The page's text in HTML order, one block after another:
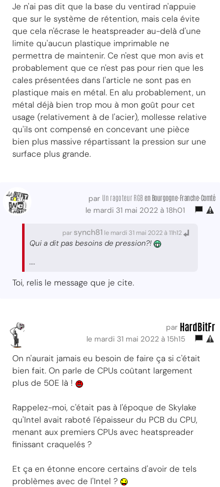
Je n'ai pas dit que la base du ventirad n'appuie
que sur le système de rétention, mais cela évite
que cela n'écrase le heatspreader au-delà d'une
limite qu'aucun plastique imprimable ne
permettra de maintenir. Ce n'est que mon avis et
probablement que ce n'est pas pour rien que les
cales présentées dans l'article ne sont pas en
plastique mais en métal. En alu probablement, un
métal déjà bien trop mou à mon goût pour cet
usage (relativement à de l'acier), mollesse relative
qu'ils ont compensé en concevant une pièce
bien plus massive répartissant la pression sur une
surface plus grande.
par Un ragoteur RGB en Bourgogne-Franche-Comté
le mardi 31 mai 2022 à 18h01
par synch81 le mardi 31 mai 2022 à 11h12
Qui a dit pas besoins de pression?!
....
Toi, relis le message que je cite.
par HardBitFr
le mardi 31 mai 2022 à 15h15
On n'aurait jamais eu besoin de faire ça si c'était
bien fait. On parle de CPUs coûtant largement
plus de 50E là !
Rappelez-moi, c'était pas à l'époque de Skylake
qu'Intel avait raboté l'épaisseur du PCB du CPU,
menant aux premiers CPUs avec heatspreader
finissant craquelés ?
Et ça en étonne encore certains d'avoir de tels
problèmes avec de l'Intel ?